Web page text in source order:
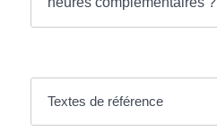
Textes de référence